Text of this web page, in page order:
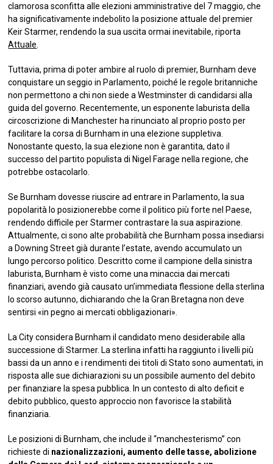
clamorosa sconfitta alle elezioni amministrative del 7 maggio, che
ha significativamente indebolito la posizione attuale del premier
Keir Starmer, rendendo la sua uscita ormai inevitabile, riporta
Attuale
Tuttavia, prima di poter ambire al ruolo di premier, Burnham deve
conquistare un seggio in Parlamento, poiché le regole britanniche
non permettono a chi non siede a Westminster di candidarsi alla
guida del governo. Recentemente, un esponente laburista della
circoscrizione di Manchester ha rinunciato al proprio posto per
facilitare la corsa di Burnham in una elezione suppletiva.
Nonostante questo, la sua elezione non è garantita, dato il
successo del partito populista di Nigel Farage nella regione, che
potrebbe ostacolarlo.
Se Burnham dovesse riuscire ad entrare in Parlamento, la sua
popolarità lo posizionerebbe come il politico più forte nel Paese,
rendendo difficile per Starmer contrastare la sua aspirazione.
Attualmente, ci sono alte probabilità che Burnham possa insediarsi
a Downing Street già durante l’estate, avendo accumulato un
lungo percorso politico. Descritto come il campione della sinistra
laburista, Burnham è visto come una minaccia dai mercati
finanziari, avendo già causato un’immediata flessione della sterlina
lo scorso autunno, dichiarando che la Gran Bretagna non deve
sentirsi «in pegno ai mercati obbligazionari».
La City considera Burnham il candidato meno desiderabile alla
successione di Starmer. La sterlina infatti ha raggiunto i livelli più
bassi da un anno e i rendimenti dei titoli di Stato sono aumentati, in
risposta alle sue dichiarazioni su un possibile aumento del debito
per finanziare la spesa pubblica. In un contesto di alto deficit e
debito pubblico, questo approccio non favorisce la stabilità
finanziaria.
Le posizioni di Burnham, che include il “manchesterismo” con
richieste di nazionalizzazioni, aumento delle tasse, abolizione